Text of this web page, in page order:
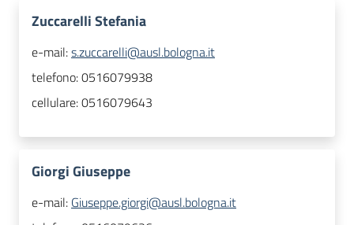
Zuccarelli Stefania
e-mail:s.zuccarelli@ausl.bologna.it
telefono:0516079938
cellulare:0516079643
Giorgi Giuseppe
e-mail: Giuseppe.giorgi@ausl.bologna.it